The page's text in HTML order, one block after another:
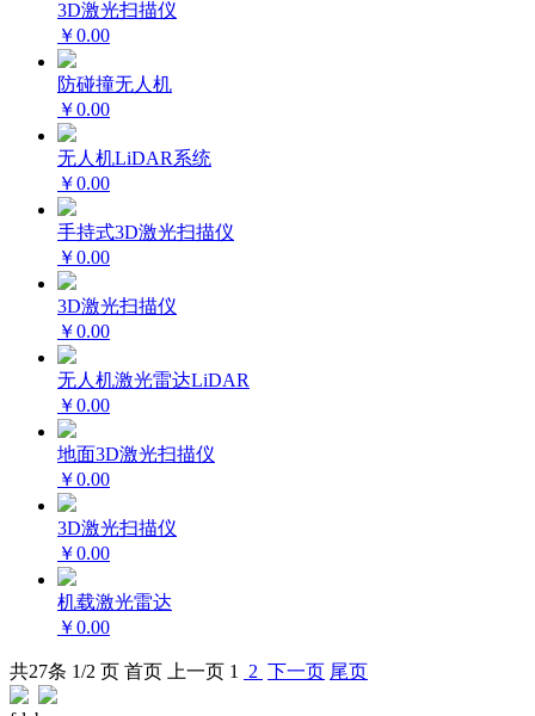
3D激光扫描仪
￥0.00
防碰撞无人机
￥0.00
无人机LiDAR系统
￥0.00
手持式3D激光扫描仪
￥0.00
3D激光扫描仪
￥0.00
无人机激光雷达LiDAR
￥0.00
地面3D激光扫描仪
￥0.00
3D激光扫描仪
￥0.00
机载激光雷达
￥0.00
共27条 1/2 页 首页 上一页 1 2 下一页 尾页